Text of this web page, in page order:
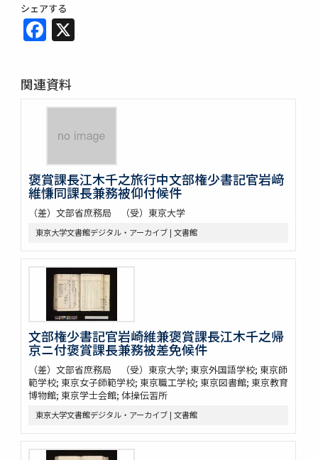
シェアする
Facebook
関連資料
褒賞課長江木千之旅行中文部権少書記官岩﨑
維慊同課長兼務被仰付候件
（差）文部省庶務局 （受）東京大学
東京大学文書館デジタル・アーカイブ | 文書館
文部権少書記官岩崎維兼褒賞課長江木千之帰
京ニ付褒賞課長兼務被差免候件
（差）文部省庶務局 （受）東京大学; 東京外国語学校; 東京師
範学校; 東京女子師範学校; 東京職工学校; 東京図書館; 東京教育
博物館; 東京学士会館; 体操伝習所
東京大学文書館デジタル・アーカイブ | 文書館